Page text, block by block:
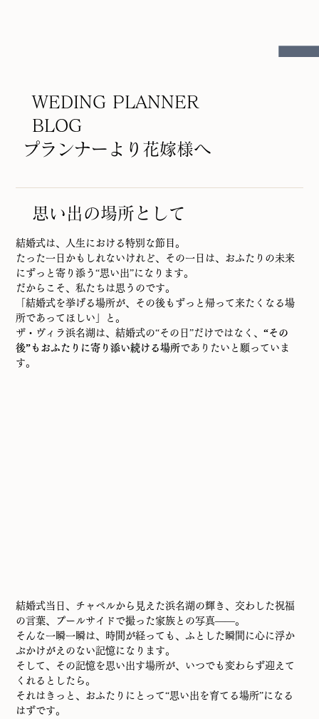
思い出の場所として
結婚式は、人生における特別な節目。
たった一日かもしれないけれど、その一日は、おふたりの未来
にずっと寄り添う“思い出”になります。
だからこそ、私たちは思うのです。
「結婚式を挙げる場所が、その後もずっと帰って来たくなる場
所であってほしい」と。
ザ・ヴィラ浜名湖は、結婚式の“その日”だけではなく、“その
後”もおふたりに寄り添い続ける場所でありたいと願っていま
す。
結婚式当日、チャペルから見えた浜名湖の輝き、交わした祝福
の言葉、プールサイドで撮った家族との写真——。
そんな一瞬一瞬は、時間が経っても、ふとした瞬間に心に浮か
ぶかけがえのない記憶になります。
そして、その記憶を思い出す場所が、いつでも変わらず迎えて
くれるとしたら。
それはきっと、おふたりにとって“思い出を育てる場所”になる
はずです。
WEDING PLANNER
BLOG
プランナーより花嫁様へ